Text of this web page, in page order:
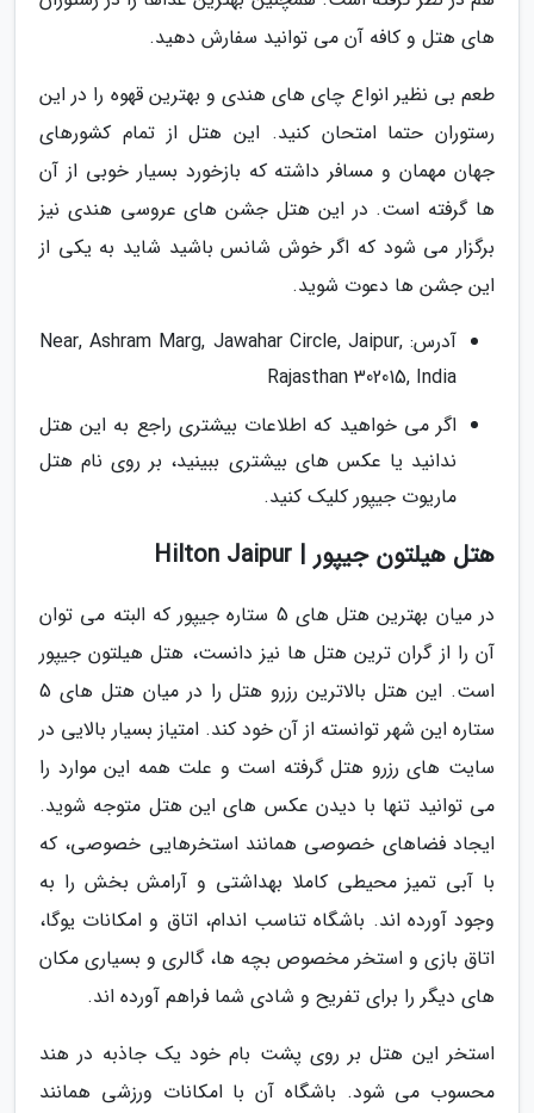
های هتل و کافه آن می توانید سفارش دهید.
طعم بی نظیر انواع چای های هندی و بهترین قهوه را در این
رستوران حتما امتحان کنید. این هتل از تمام کشورهای
جهان مهمان و مسافر داشته که بازخورد بسیار خوبی از آن
ها گرفته است. در این هتل جشن های عروسی هندی نیز
برگزار می شود که اگر خوش شانس باشید شاید به یکی از
این جشن ها دعوت شوید.
آدرس: Near, Ashram Marg, Jawahar Circle, Jaipur,
Rajasthan 302015, India
اگر می خواهید که اطلاعات بیشتری راجع به این هتل
ندانید یا عکس های بیشتری ببینید، بر روی نام هتل
ماریوت جیپور کلیک کنید.
هتل هیلتون جیپور | Hilton Jaipur
در میان بهترین هتل های 5 ستاره جیپور که البته می توان
آن را از گران ترین هتل ها نیز دانست، هتل هیلتون جیپور
است. این هتل بالاترین رزرو هتل را در میان هتل های 5
ستاره این شهر توانسته از آن خود کند. امتیاز بسیار بالایی در
سایت های رزرو هتل گرفته است و علت همه این موارد را
می توانید تنها با دیدن عکس های این هتل متوجه شوید.
ایجاد فضاهای خصوصی همانند استخرهایی خصوصی، که
با آبی تمیز محیطی کاملا بهداشتی و آرامش بخش را به
وجود آورده اند. باشگاه تناسب اندام، اتاق و امکانات یوگا،
اتاق بازی و استخر مخصوص بچه ها، گالری و بسیاری مکان
های دیگر را برای تفریح و شادی شما فراهم آورده اند.
استخر این هتل بر روی پشت بام خود یک جاذبه در هند
محسوب می شود. باشگاه آن با امکانات ورزشی همانند